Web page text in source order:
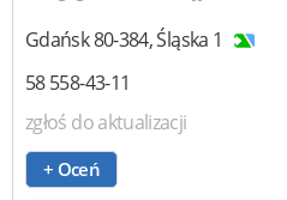
Gdańsk80-384,Śląska 1
58 558-43-11
zgłoś do aktualizacji
+ Oceń